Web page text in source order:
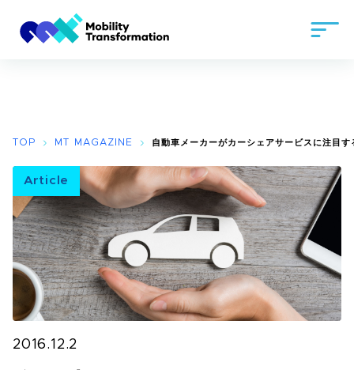
TOP MT MAGAZINE 自動車メーカーがカーシェアサービスに注目
Article
2016.12.2